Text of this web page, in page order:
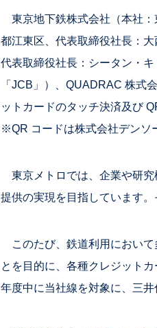
東京地下鉄株式会社（本社：
都江東区、代表取締役社長：
代表取締役社長：シータン・
「JCB」）、QUADRAC 株式
ットカードのタッチ決済及び
※QR コードは株式会社デンソ
東京メトロでは、企業や研究
提供の実現を目指しています。
このたび、鉄道利用において
とを目的に、各種クレジット
年度中に当社線を対象に、三